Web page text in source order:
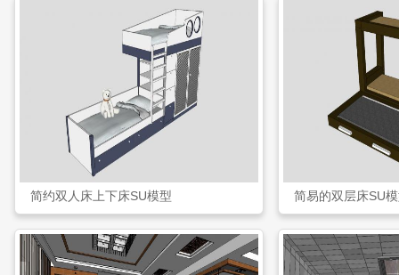
简约双人床上下床SU模型 简易的双层床SU